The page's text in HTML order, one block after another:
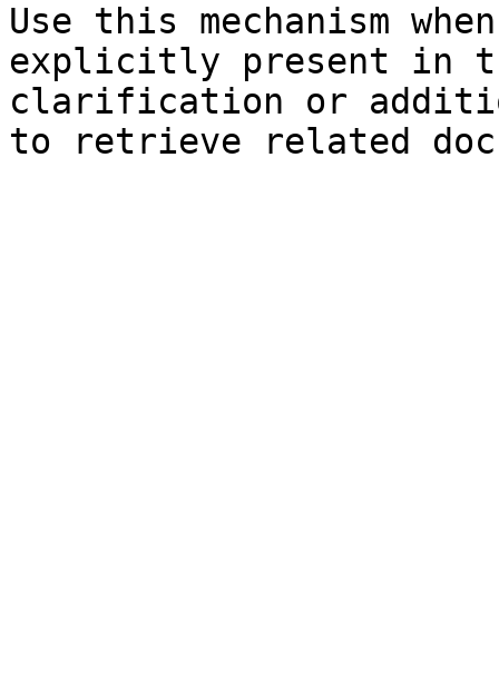
Use this mechanism
explicitly present in
clarification or